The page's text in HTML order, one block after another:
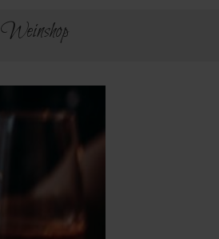
Weinshop